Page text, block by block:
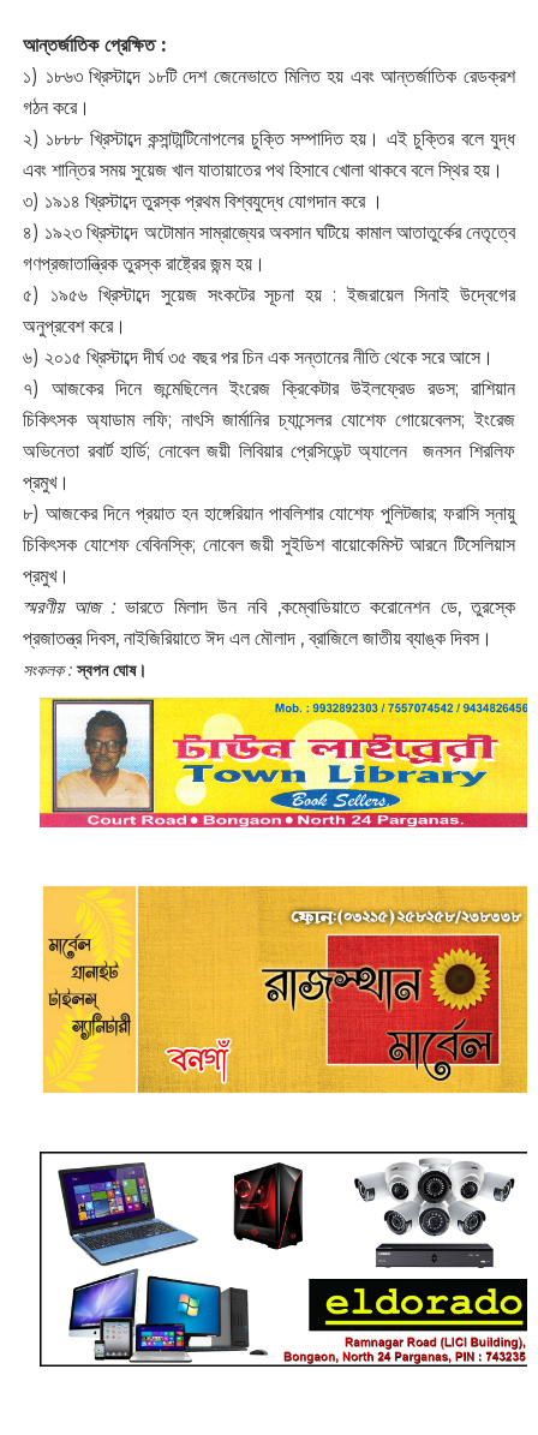
আন্তর্জাতিক প্রেক্ষিত :
১) ১৮৬৩ খ্রিস্টাব্দে ১৮টি দেশ জেনেভাতে মিলিত হয় এবং আন্তর্জাতিক রেডক্রশ
গঠন করে।
২) ১৮৮৮ খ্রিস্টাব্দে কন্সান্টান্টিনোপলের চুক্তি সম্পাদিত হয়। এই চুক্তির বলে যুদ্ধ
এবং শান্তির সময় সুয়েজ খাল যাতায়াতের পথ হিসাবে খোলা থাকবে বলে স্থির হয়।
৩) ১৯১৪ খ্রিস্টাব্দে তুরস্ক প্রথম বিশ্বযুদ্ধে যোগদান করে ।
৪‌) ১৯২৩ খ্রিস্টাব্দে অটোমান সাম্রাজ্যের অবসান ঘটিয়ে কামাল আতাতুর্কের নেতৃত্বে
গণপ্রজাতান্ত্রিক তুরস্ক রাষ্ট্রের জন্ম হয়।
৫) ১৯৫৬ খ্রিস্টাব্দে সুয়েজ সংকটের সূচনা হয় : ইজরায়েল সিনাই উদ্বেগের
অনুপ্রবেশ করে।
৬) ২০১৫ খ্রিস্টাব্দে দীর্ঘ ৩৫ বছর পর চিন এক সন্তানের নীতি থেকে সরে আসে।
৭) আজকের দিনে জন্মেছিলেন ইংরেজ ক্রিকেটার উইলফ্রেড রডস; রাশিয়ান
চিকিৎসক অ্যাডাম লফি; নাৎসি জার্মানির চ্যান্সেলর যোশেফ গোয়েবেলস; ইংরেজ
অভিনেতা রবার্ট হার্ডি; নোবেল জয়ী লিবিয়ার প্রেসিডেন্ট অ্যালেন জনসন শিরলিফ
প্রমুখ।
৮) আজকের দিনে প্রয়াত হন হাঙ্গেরিয়ান পাবলিশার যোশেফ পুলিটজার; ফরাসি স্নায়ু
চিকিৎসক যোশেফ বেবিনস্কি; নোবেল জয়ী সুইডিশ বায়োকেমিস্ট আরনে টিসেলিয়াস
প্রমুখ।
স্মরণীয় আজ :ভারতে মিলাদ উন নবি ,কম্বোডিয়াতে করোনেশন ডে, তুরস্কে
প্রজাতন্ত্র দিবস, নাইজিরিয়াতে ঈদ এল মৌলাদ , ব্রাজিলে জাতীয় ব্যাঙ্ক দিবস।
সংকলক : স্বপন ঘোষ।